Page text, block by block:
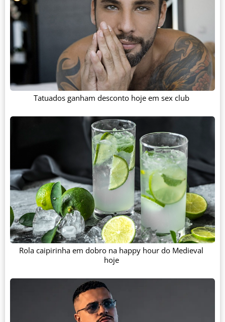
Tatuados ganham desconto hoje em sex club
Rola caipirinha em dobro na happy hour do Medieval
hoje